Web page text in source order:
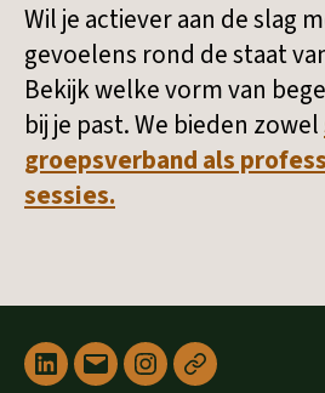
Wil je actiever aan de slag
gevoelens rond de staat
Bekijk welke vorm van
bij je past. We bieden zowel
groepsverband als
sessies.
Linked
E-
Instagram